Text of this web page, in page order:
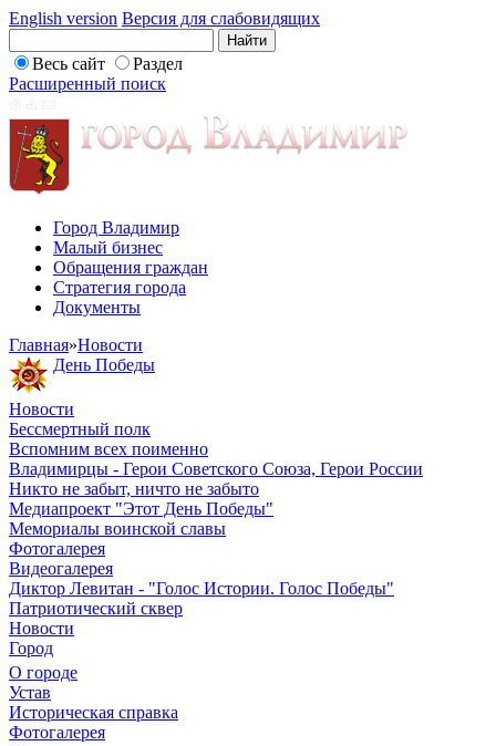
English version Версия для слабовидящих
Весь сайт
Раздел
Расширенный поиск
Город Владимир
Малый бизнес
Обращения граждан
Стратегия города
Документы
Главная»Новости
День Победы
Новости
Бессмертный полк
Вспомним всех поименно
Владимирцы - Герои Советского Союза, Герои России
Никто не забыт, ничто не забыто
Медиапроект "Этот День Победы"
Мемориалы воинской славы
Фотогалерея
Видеогалерея
Диктор Левитан - "Голос Истории. Голос Победы"
Патриотический сквер
Новости
Город
О городе
Устав
Историческая справка
Фотогалерея